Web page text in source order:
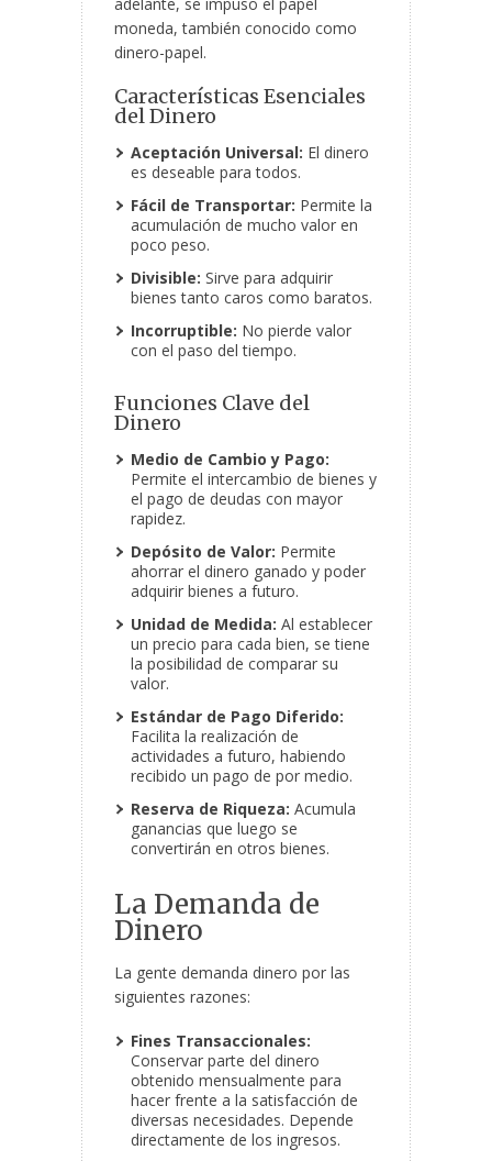
adelante, se impuso el papel
moneda, también conocido como
dinero-papel.
Características Esenciales
del Dinero
Aceptación Universal: El dinero
es deseable para todos.
Fácil de Transportar: Permite la
acumulación de mucho valor en
poco peso.
Divisible: Sirve para adquirir
bienes tanto caros como baratos.
Incorruptible: No pierde valor
con el paso del tiempo.
Funciones Clave del
Dinero
Medio de Cambio y Pago:
Permite el intercambio de bienes y
el pago de deudas con mayor
rapidez.
Depósito de Valor: Permite
ahorrar el dinero ganado y poder
adquirir bienes a futuro.
Unidad de Medida: Al establecer
un precio para cada bien, se tiene
la posibilidad de comparar su
valor.
Estándar de Pago Diferido:
Facilita la realización de
actividades a futuro, habiendo
recibido un pago de por medio.
Reserva de Riqueza: Acumula
ganancias que luego se
convertirán en otros bienes.
La Demanda de
Dinero
La gente demanda dinero por las
siguientes razones:
Fines Transaccionales:
Conservar parte del dinero
obtenido mensualmente para
hacer frente a la satisfacción de
diversas necesidades. Depende
directamente de los ingresos.